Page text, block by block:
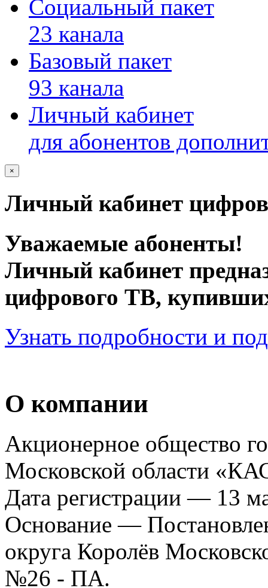
Социальный пакет
23 канала
Базовый пакет
93 канала
Личный кабинет
для абонентов
×
Личный кабинет
Уважаемые абоненты!
Личный кабинет
цифрового ТВ,
Узнать подробности и
О компании
Акционерное общество
Московской области
Дата регистрации — 13
Основание —
округа Королёв
№26 - ПА.